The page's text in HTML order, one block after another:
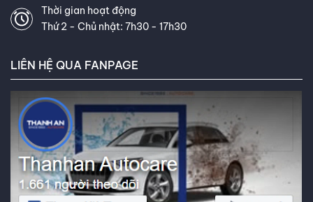
Thời gian hoạt động
Thứ 2 - Chủ nhật: 7h30 - 17h30
LIÊN HỆ QUA FANPAGE